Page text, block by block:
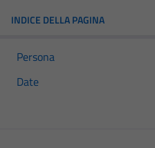
INDICE DELLA PAGINA
Persona
Date